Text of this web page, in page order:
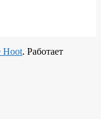
Hoot. Работает